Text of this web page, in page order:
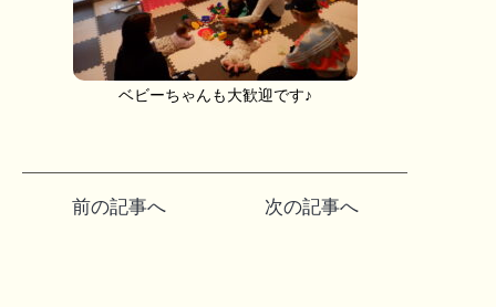
ベビーちゃんも大歓迎です♪
前の記事へ 次の記事へ